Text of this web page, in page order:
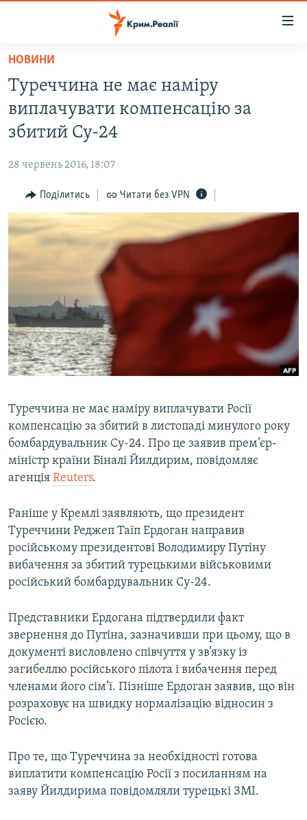
Перейти
основного
матеріалу
Перейти
до
основної
навігації
Перейти
до
пошуку
ВОДА.КРИМ
ВІДЕО ТА ФОТО
БЛОГИ
ПОГЛЯД
ІНТЕРВ'Ю
ВСЕ ЗА ДЕНЬ
СПЕЦПРОЕКТИ
ДЕПОРТАЦІЯ
ВІДЕОУРОКИ «ELIFBE»
СВІДЧЕННЯ ОКУПАЦІЇ
УКРАЇНСЬКА ПРОБЛЕМА КРИМУ
ЯК ОБІЙТИ БЛОКУВАННЯ
Русский
Qırımtatar
Усі сайти RFE/RL
НОВИНИ
Туреччина не має наміру
виплачувати компенсацію за
збитий Су-24
28 червень 2016, 18:07
Поділитись Читати без VPN
Туреччина не має наміру виплачувати Росії
компенсацію за збитий в листопаді минулого року
бомбардувальник Су-24. Про це заявив прем’єр-
міністр країни Біналі Йилдирим, повідомляє
агенція Reuters.
Раніше у Кремлі заявляють, що президент
Туреччини Реджеп Таїп Ердоган направив
російському президентові Володимиру Путіну
вибачення за збитий турецькими військовими
російський бомбардувальник Су-24.
Представники Ердогана підтвердили факт
звернення до Путіна, зазначивши при цьому, що в
документі висловлено співчуття у зв’язку із
загибеллю російського пілота і вибачення перед
членами його сім’ї. Пізніше Ердоган заявив, що він
розраховує на швидку нормалізацію відносин з
Росією.
Про те, що Туреччина за необхідності готова
виплатити компенсацію Росії з посиланням на
заяву Йилдирима повідомляли турецькі ЗМІ.